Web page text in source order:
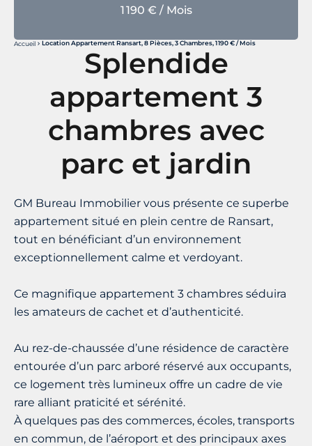
1 190 € / Mois
Accueil Location Appartement Ransart, 8 Pièces, 3 Chambres, 1 190 € / Mois
Splendide
appartement 3
chambres avec
parc et jardin
GM Bureau Immobilier vous présente ce superbe
appartement situé en plein centre de Ransart,
tout en bénéficiant d’un environnement
exceptionnellement calme et verdoyant.
Ce magnifique appartement 3 chambres séduira
les amateurs de cachet et d’authenticité.
Au rez-de-chaussée d’une résidence de caractère
entourée d’un parc arboré réservé aux occupants,
ce logement très lumineux offre un cadre de vie
rare alliant praticité et sérénité.
À quelques pas des commerces, écoles, transports
en commun, de l’aéroport et des principaux axes